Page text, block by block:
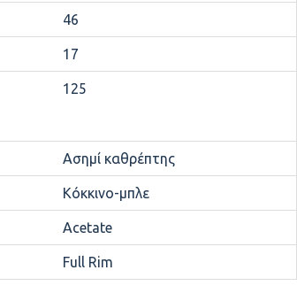
46
17
125
Ασημί καθρέπτης
Κόκκινο-μπλε
Acetate
Full Rim